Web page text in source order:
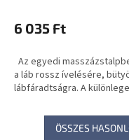
6 035 Ft
Az egyedi
a láb rossz ívelésére,
lábfáradtságra. A
ÖSSZES